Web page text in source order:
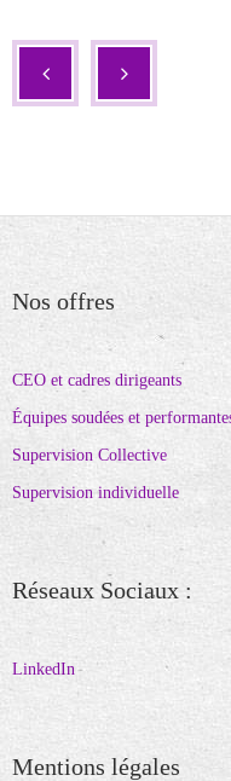
Nos offres
CEO et cadres dirigeants
Équipes soudées et
Supervision Collective
Supervision individuelle
Réseaux Sociaux :
LinkedIn
Mentions légales